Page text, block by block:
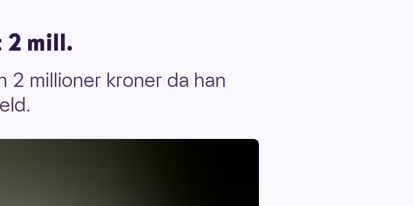
2 mill.
2 millioner kroner da han